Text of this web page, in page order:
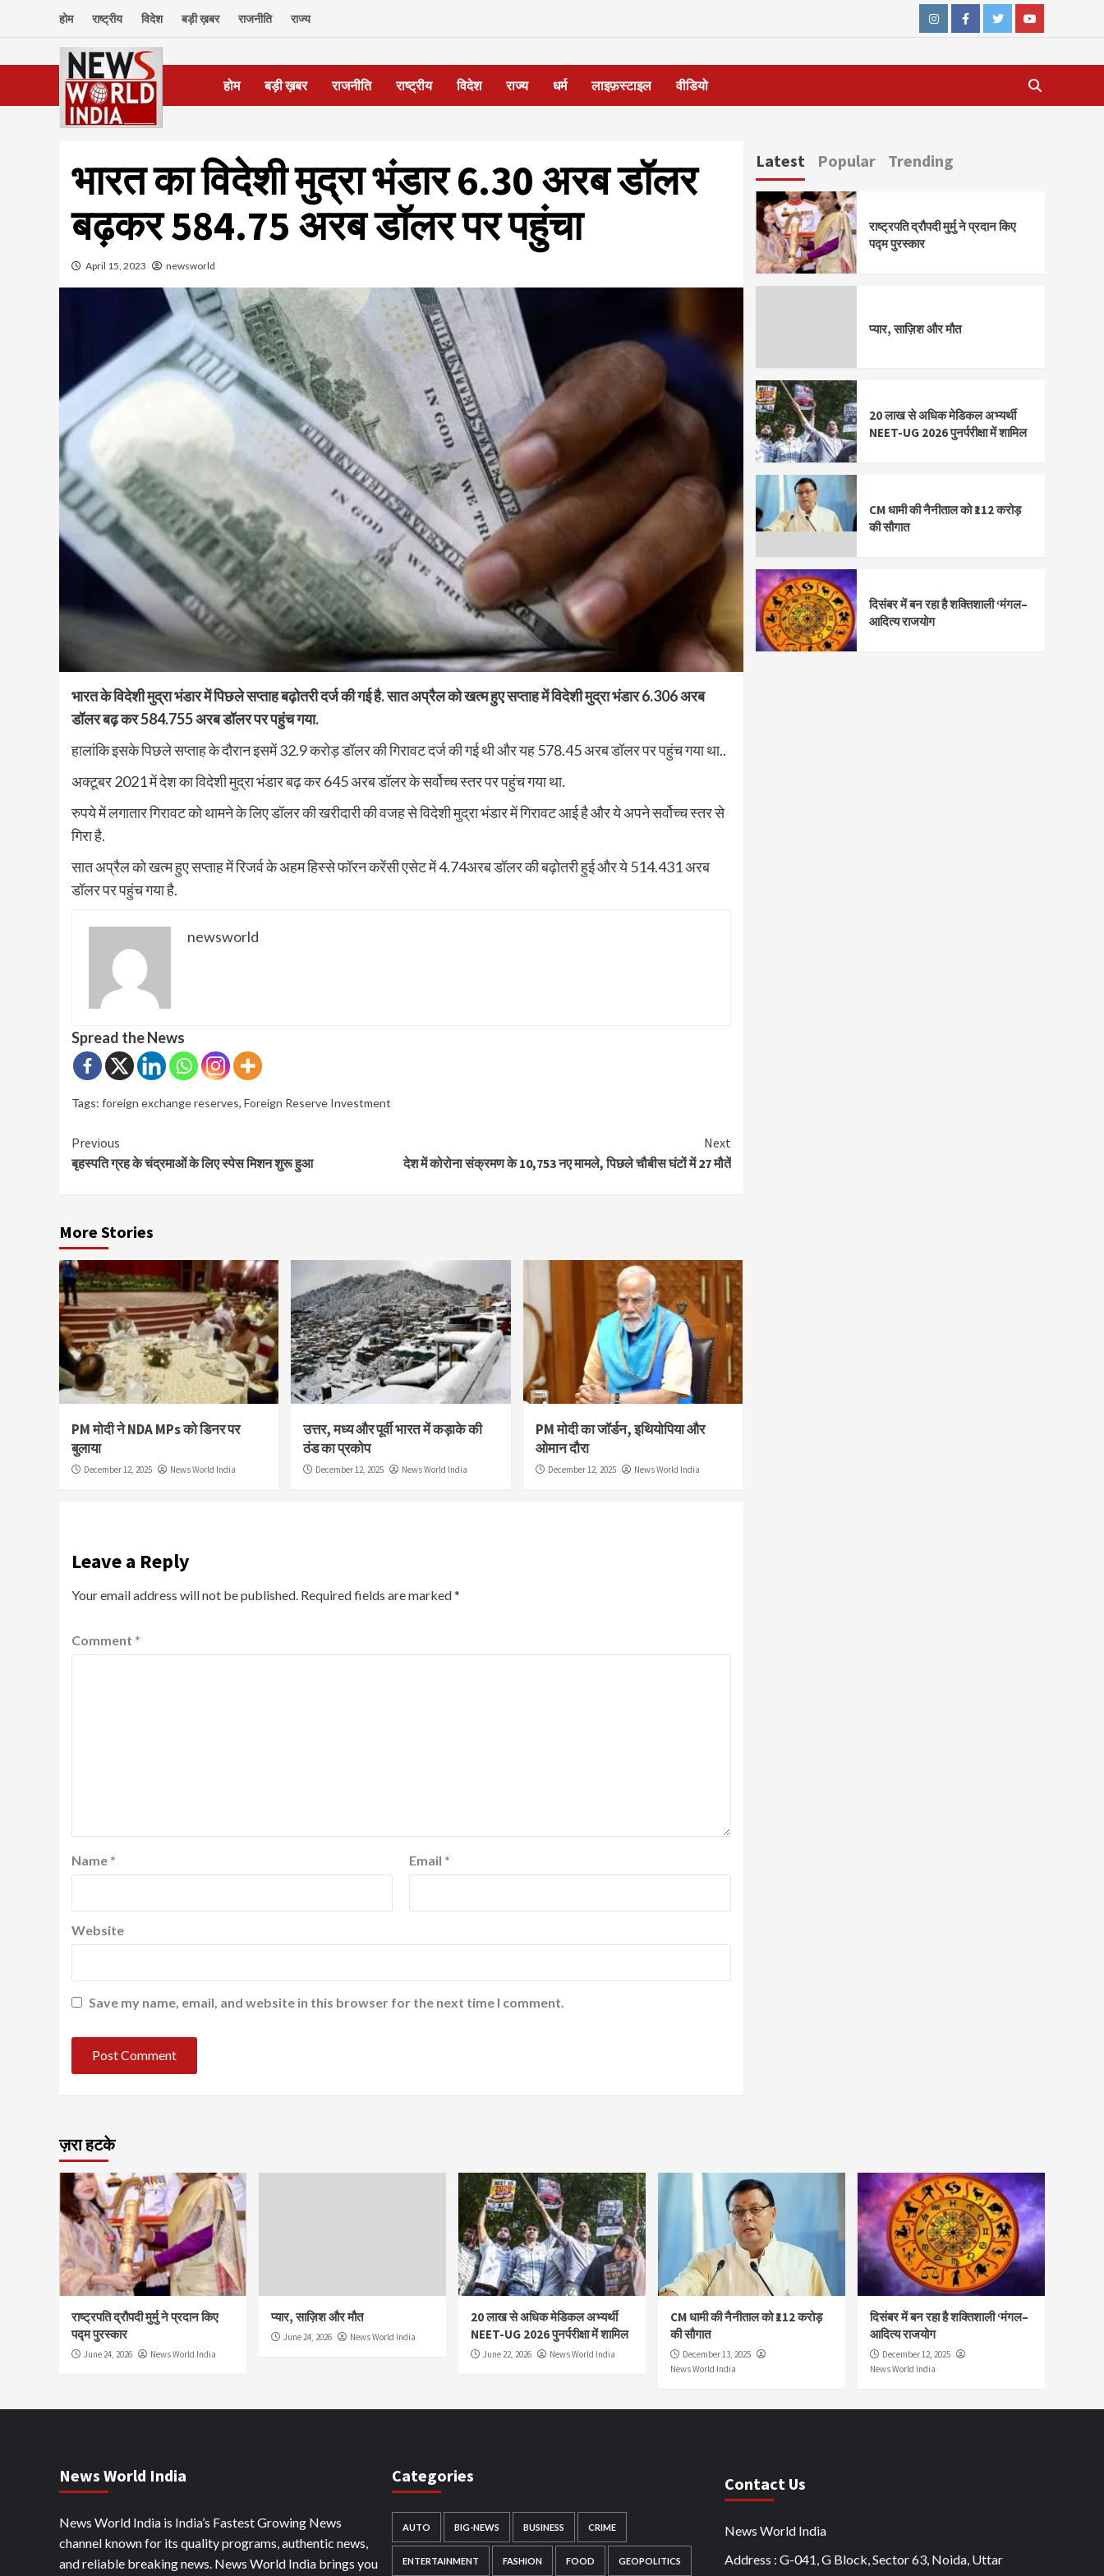
होम राष्ट्रीय विदेश बड़ी ख़बर राजनीति राज्य
InstagramFacebookTwitterYoutube
होम बड़ी ख़बर राजनीति राष्ट्रीय विदेश राज्य धर्म लाइफ़स्टाइल वीडियो
भारत का विदेशी मुद्रा भंडार 6.30 अरब डॉलर
बढ़कर 584.75 अरब डॉलर पर पहुंचा
April 15, 2023 newsworld
भारत के विदेशी मुद्रा भंडार में पिछले सप्ताह बढ़ोतरी दर्ज की गई है. सात अप्रैल को खत्म हुए सप्ताह में विदेशी मुद्रा भंडार 6.306 अरब
डॉलर बढ़ कर 584.755 अरब डॉलर पर पहुंच गया.
हालांकि इसके पिछले सप्ताह के दौरान इसमें 32.9 करोड़ डॉलर की गिरावट दर्ज की गई थी और यह 578.45 अरब डॉलर पर पहुंच गया था..
अक्टूबर 2021 में देश का विदेशी मुद्रा भंडार बढ़ कर 645 अरब डॉलर के सर्वोच्च स्तर पर पहुंच गया था.
रुपये में लगातार गिरावट को थामने के लिए डॉलर की खरीदारी की वजह से विदेशी मुद्रा भंडार में गिरावट आई है और ये अपने सर्वोच्च स्तर से
गिरा है.
सात अप्रैल को खत्म हुए सप्ताह में रिजर्व के अहम हिस्से फॉरन करेंसी एसेट में 4.74अरब डॉलर की बढ़ोतरी हुई और ये 514.431 अरब
डॉलर पर पहुंच गया है.
newsworld
Spread the News
Tags: foreign exchange reserves, Foreign Reserve Investment
Continue
Reading
Previous
बृहस्पति ग्रह के चंद्रमाओं के लिए स्पेस मिशन शुरू हुआ
Next
देश में कोरोना संक्रमण के 10,753 नए मामले, पिछले चौबीस घंटों में 27 मौतें
More Stories
PM मोदी ने NDA MPs को डिनर पर
बुलाया
December 12, 2025 News World India
उत्तर, मध्य और पूर्वी भारत में कड़ाके की
ठंड का प्रकोप
December 12, 2025 News World India
PM मोदी का जॉर्डन, इथियोपिया और
ओमान दौरा
December 12, 2025 News World India
Leave a Reply
Your email address will not be published. Required fields are marked*
Comment *
Name * Email *
Website
Save my name, email, and website in this browser for the next time I comment.
Latest Popular Trending
राष्ट्रपति द्रौपदी मुर्मु ने प्रदान किए
पद्म पुरस्कार
प्यार, साज़िश और मौत
20 लाख से अधिक मेडिकल अभ्यर्थी
NEET-UG 2026 पुनर्परीक्षा में शामिल
CM धामी की नैनीताल को ₹112 करोड़
की सौगात
दिसंबर में बन रहा है शक्तिशाली ‘मंगल–
आदित्य राजयोग
ज़रा हटके
राष्ट्रपति द्रौपदी मुर्मु ने प्रदान किए
पद्म पुरस्कार
June 24, 2026 News World India
प्यार, साज़िश और मौत
June 24, 2026 News World India
20 लाख से अधिक मेडिकल अभ्यर्थी
NEET-UG 2026 पुनर्परीक्षा में शामिल
June 22, 2026 News World India
CM धामी की नैनीताल को ₹112 करोड़
की सौगात
December 13, 2025
News World India
दिसंबर में बन रहा है शक्तिशाली ‘मंगल–
आदित्य राजयोग
December 12, 2025
News World India
News World India
News World India is India’s Fastest Growing News
channel known for its quality programs, authentic news,
and reliable breaking news. News World India brings you
Categories
AUTO BIG-NEWS BUSINESS CRIME
ENTERTAINMENT FASHION FOOD GEOPOLITICS
Contact Us
News World India
Address : G-041, G Block, Sector 63, Noida, Uttar